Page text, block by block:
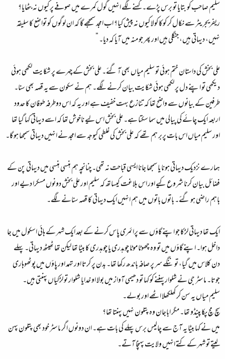
سلیم صاحب کو بتایا تو برس پڑے۔ کہنے لگے انہیں گول کمرے میں صوفے پر کیوں نہ بٹھایا؟
ریفریجریٹر سے نکال کر کوکا کولا کیوں نہ پیش کیا؟ اب امجد سمجھے گا کہ ان لوگوں کو تواضع کا سلیقہ
نہیں، دیہاتی ہیں، جنگلی ہیں اور پھر جو منہ میں آیا کہ دیا۔ ”
علی بخش کی داستان ختم ہوئی تو سلیم میاں بھی آ گئے۔ علی بخش کے چہرے پر شکایت لکھی ہوئی
دیکھی تو اپنے دل پر لکھی ہوئی شکایت بیان کرنے لگے۔ ہم نے سکون سے یہ قصہ بھی سنا۔
طرفین کے بیانوں سے واضح تھا کہ تنازع بہت خفیف ہے اور یہ کہ اس دوطرفہ طوفان کا حدود
اربعہ ایک چائے کی پیالی میں سما سکتا ہے۔ علی بخش اس لیے ناخوش تھا کہ اسے دیہاتی کہا گیا تھا
اور سلیم میاں اس بات پربر ہم تھے کہ علی بخش کی غلطی کیوجہ سے امجد نے انہیں دیہاتی سمجھا ہو گا۔
ہمارے نزدیک دیہاتی ہونا یا سمجھا جانا ایسی قباحت نہ تھی۔ چنانچہ ہم ہنسی ہنسی میں دیہاتی پن کے
فضائل بیان کرنا شروع کیے اور اس بلاغت کیساتھ کہ سلیم اور علی بخش دونوں مسکرا دیے اور
باہم راضی ہو گئے۔ باتوں باتوں میں ہم انہیں ایک دیہاتی کا قصہ سنانے لگے۔
ایک تھا دیہاتی لڑکا جو اپنے گاؤں سے پرائمری پاس کرنے کے بعد ایک شہر کے ہائی اسکول میں جا
داخل ہوا۔ اپنے گاؤں میں تو وہ چھوٹا موٹا چوہدری یا چوہدری کا بیٹا تھا لیکن تھا ٹھیٹھ دیہاتی۔ پہلے
دن کلاس میں گیا، تو ننگے سر پر صافہ باندھ رکھا تھا۔ بدن پر کرتا اور تہمد اور پاؤں میں پوٹھوہاری
جوتا۔ ماسٹر جی نے شلوار پہننے کو کہا تو دھیمی آواز میں بولا او خدایا شلوار تو لڑکیاں پہنتی ہیں۔
سلیم میاں یہ سن کر کھلکھلا اٹھے اور بولے۔
سچ مچ پکا پینڈو تھا۔ مگر اباجان وہ پتلون نہیں پہنتا تھا؟
میں نے کہا بیٹا یہ آج سے چالیس برس پہلے کی بات ہے۔ ان دونوں اگر ماسٹر خود بھی پتلون پہن
لیتے تو شہر کے کتے انہیں ولایت پہنچا آتے۔